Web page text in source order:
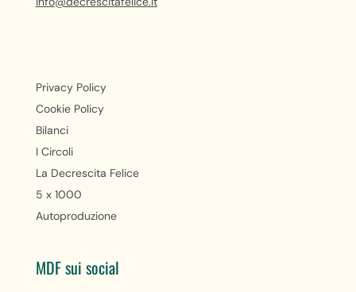
Privacy Policy
Cookie Policy
Bilanci
I Circoli
La Decrescita Felice
5 x 1000
Autoproduzione
MDF sui social